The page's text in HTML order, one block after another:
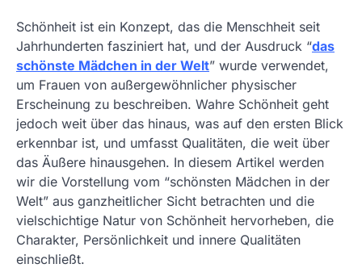
Schönheit ist ein Konzept, das die Menschheit seit
Jahrhunderten fasziniert hat, und der Ausdruck “das
schönste Mädchen in der Welt” wurde verwendet,
um Frauen von außergewöhnlicher physischer
Erscheinung zu beschreiben. Wahre Schönheit geht
jedoch weit über das hinaus, was auf den ersten Blick
erkennbar ist, und umfasst Qualitäten, die weit über
das Äußere hinausgehen. In diesem Artikel werden
wir die Vorstellung vom “schönsten Mädchen in der
Welt” aus ganzheitlicher Sicht betrachten und die
vielschichtige Natur von Schönheit hervorheben, die
Charakter, Persönlichkeit und innere Qualitäten
einschließt.